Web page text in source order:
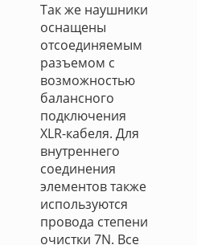
Так же наушники
оснащены
отсоединяемым
разъемом с
возможностью
балансного
подключения
XLR-кабеля. Для
внутреннего
соединения
элементов также
используются
провода степени
очистки 7N. Все